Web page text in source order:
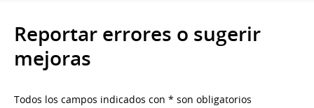
Reportar errores o sugerir
mejoras
Todos los campos indicados con * son obligatorios